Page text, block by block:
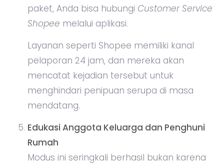
paket, Anda bisa hubungi Customer Service
Shopee melalui aplikasi.
Layanan seperti Shopee memiliki kanal
pelaporan 24 jam, dan mereka akan
mencatat kejadian tersebut untuk
menghindari penipuan serupa di masa
mendatang.
Edukasi Anggota Keluarga dan Penghuni
Rumah
Modus ini seringkali berhasil bukan karena